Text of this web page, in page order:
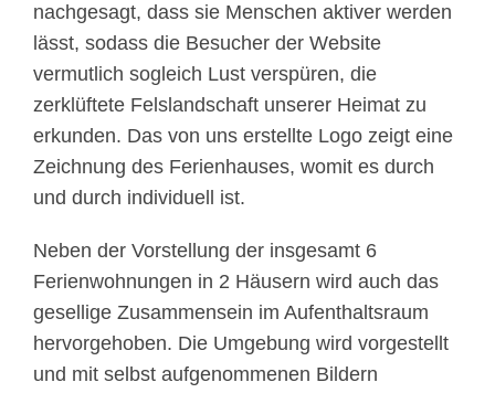
nachgesagt, dass sie Menschen aktiver werden
lässt, sodass die Besucher der Website
vermutlich sogleich Lust verspüren, die
zerklüftete Felslandschaft unserer Heimat zu
erkunden. Das von uns erstellte Logo zeigt eine
Zeichnung des Ferienhauses, womit es durch
und durch individuell ist.
Neben der Vorstellung der insgesamt 6
Ferienwohnungen in 2 Häusern wird auch das
gesellige Zusammensein im Aufenthaltsraum
hervorgehoben. Die Umgebung wird vorgestellt
und mit selbst aufgenommenen Bildern